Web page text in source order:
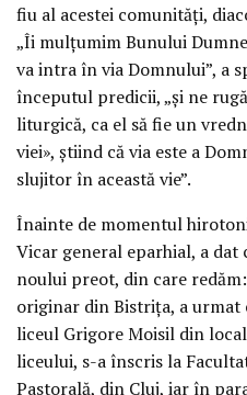
fiu al acestei comunități,
„Îi mulțumim Bunului
va intra în via Domnului”, a
începutul predicii, „și ne
liturgică, ca el să fie un
viei», știind că via este a
slujitor în această vie”.
Înainte de momentul
Vicar general eparhial, a
noului preot, din care
originar din Bistrița, a urmat
liceul Grigore Moisil din
liceului, s-a înscris la
Pastorală, din Cluj, iar în